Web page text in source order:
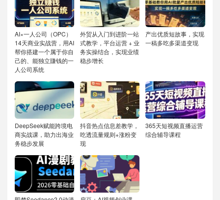
AI×一人公司（OPC）
14天商业实战营，用AI
帮你搭建一个属于你自
己的、能独立賺钱的一
人公司系统
外贸从入门到进阶一站
式教学，平台运营 + 业
务实操结合，实现业绩
稳步增长
产出优质短故事，实现
一稿多吃多渠道变现
DeepSeek赋能跨境电
商实战课，助力出海业
务稳步发展
抖音热点信息差教学，
吃透流量规则+涨粉变
现
365天短视频直播运营
综合辅导课程